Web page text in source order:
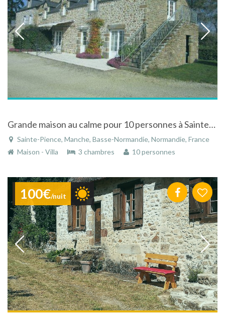
Grande maison au calme pour 10 personnes à Sainte-Pience dans la Manche en Normandie
Sainte-Pience, Manche, Basse-Normandie, Normandie, France
Maison - Villa
3 chambres 10 personnes
100€/nuit